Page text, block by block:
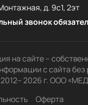
д. 9с1, 2эт
звонок
на сайте –
с сайта
2026 г. ООО
Оферта